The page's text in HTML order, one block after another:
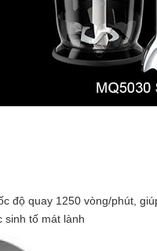
độ quay 1250 vòng/phút,
sinh tố mát lành